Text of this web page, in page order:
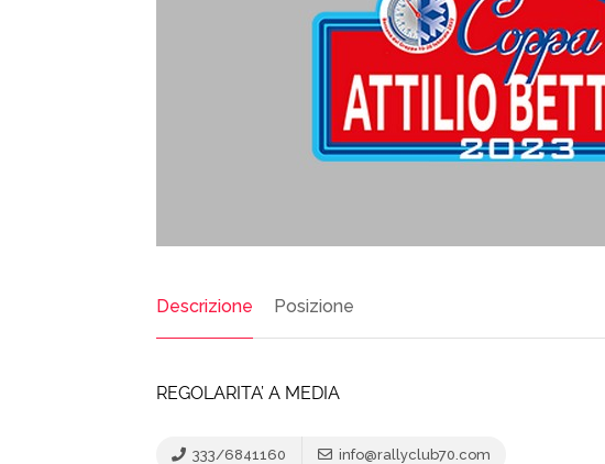
Descrizione Posizione
REGOLARITA’ A MEDIA
333/6841160 info@rallyclub70.com